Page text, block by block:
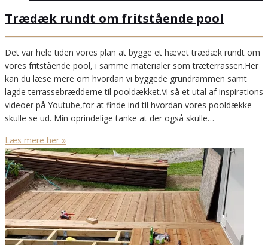
Trædæk rundt om fritstående pool
Det var hele tiden vores plan at bygge et hævet trædæk rundt om
vores fritstående pool, i samme materialer som træterrassen.Her
kan du læse mere om hvordan vi byggede grundrammen samt
lagde terrassebrædderne til pooldækket.Vi så et utal af inspirations
videoer på Youtube,for at finde ind til hvordan vores pooldække
skulle se ud. Min oprindelige tanke at der også skulle…
Læs mere her »